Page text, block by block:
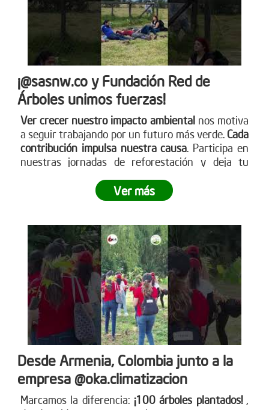
¡@sasnw.co y Fundación Red de
Árboles unimos fuerzas!
Ver crecer nuestro impacto ambientalnos motiva
a seguir trabajando por un futuro más verde.Cada
contribución impulsa nuestra causa. Participa en
nuestras jornadas de reforestación y deja tu
visitando nuestra página web
www.reddearboles.org
Ver más
Desde Armenia, Colombia junto a la
empresa @oka.climatizacion
Marcamos la diferencia: ¡100 árboles plantados! ,